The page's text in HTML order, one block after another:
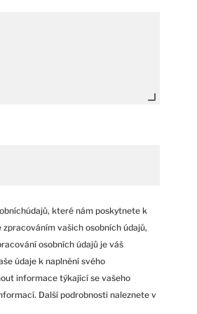
které nám poskytnete k
vašich osobních údajů,
osobních údajů je váš
údaje k naplnění svého
informace týkající se vašeho
Další podrobnosti naleznete v